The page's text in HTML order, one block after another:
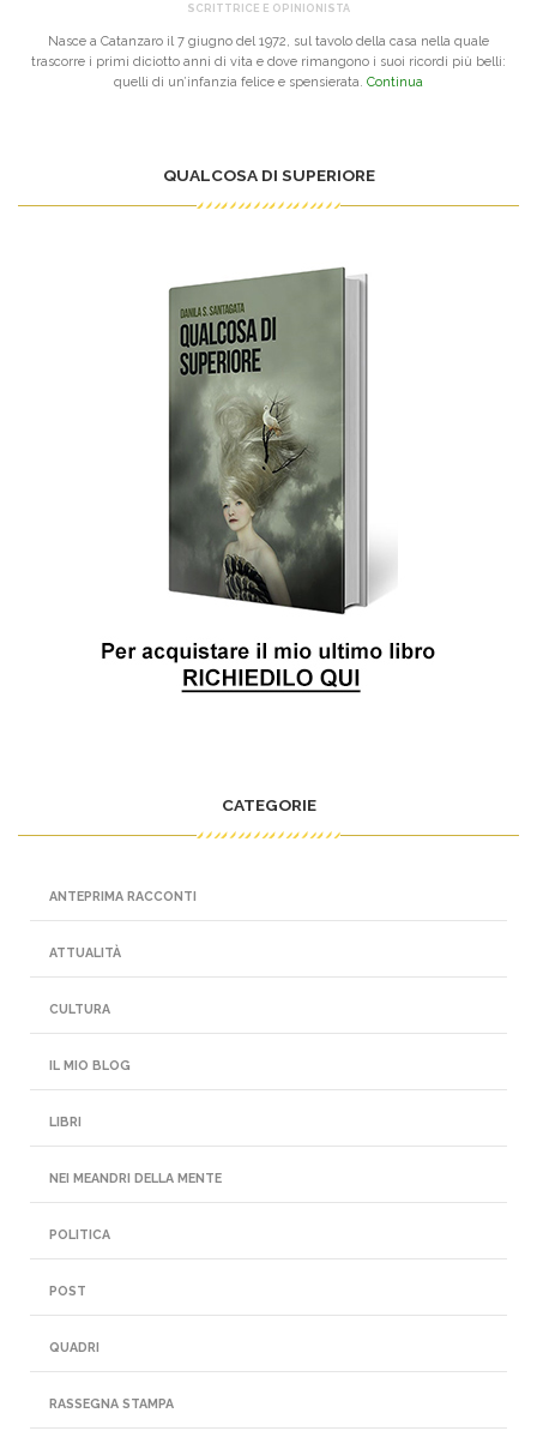
SCRITTRICE E OPINIONISTA
Nasce a Catanzaro il 7 giugno del 1972, sul tavolo della casa nella quale
trascorre i primi diciotto anni di vita e dove rimangono i suoi ricordi più belli:
quelli di un’infanzia felice e spensierata. Continua
QUALCOSA DI SUPERIORE
CATEGORIE
ANTEPRIMA RACCONTI
ATTUALITÀ
CULTURA
IL MIO BLOG
LIBRI
NEI MEANDRI DELLA MENTE
POLITICA
POST
QUADRI
RASSEGNA STAMPA